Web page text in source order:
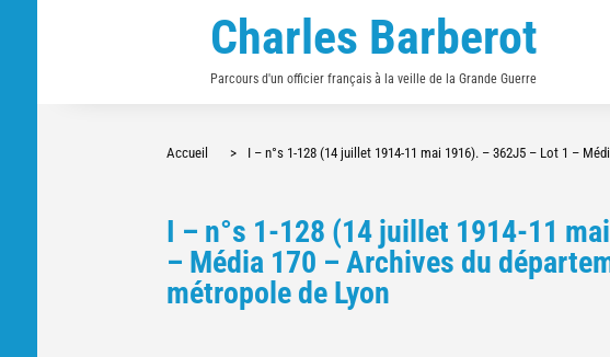
Charles Barberot
Parcours d'un officier français à la veille de la Grande Guerre
Accueil > I – n°s 1-128 (14 juillet 1914-11 mai 1916). – 362J5 – Lot 1 –
I – n°s 1-128 (14 juillet 1914-11
– Média 170 – Archives du
métropole de Lyon